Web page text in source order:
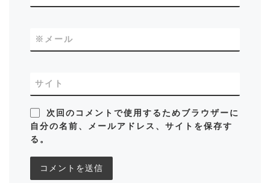
メール
※
サイト
次回のコメントで使用するためブラウザーに
自分の名前、メールアドレス、サイトを保存す
る。